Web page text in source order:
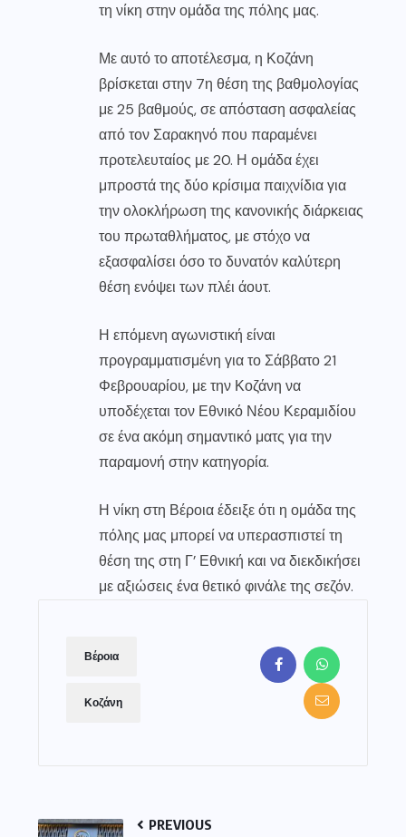
τη νίκη στην ομάδα της πόλης μας.
Με αυτό το αποτέλεσμα, η Κοζάνη
βρίσκεται στην 7η θέση της βαθμολογίας
με 25 βαθμούς, σε απόσταση ασφαλείας
από τον Σαρακηνό που παραμένει
προτελευταίος με 20. Η ομάδα έχει
μπροστά της δύο κρίσιμα παιχνίδια για
την ολοκλήρωση της κανονικής διάρκειας
του πρωταθλήματος, με στόχο να
εξασφαλίσει όσο το δυνατόν καλύτερη
θέση ενόψει των πλέι άουτ.
Η επόμενη αγωνιστική είναι
προγραμματισμένη για το Σάββατο 21
Φεβρουαρίου, με την Κοζάνη να
υποδέχεται τον Εθνικό Νέου Κεραμιδίου
σε ένα ακόμη σημαντικό ματς για την
παραμονή στην κατηγορία.
Η νίκη στη Βέροια έδειξε ότι η ομάδα της
πόλης μας μπορεί να υπερασπιστεί τη
θέση της στη Γ’ Εθνική και να διεκδικήσει
με αξιώσεις ένα θετικό φινάλε της σεζόν.
Βέροια
Κοζάνη
PREVIOUS